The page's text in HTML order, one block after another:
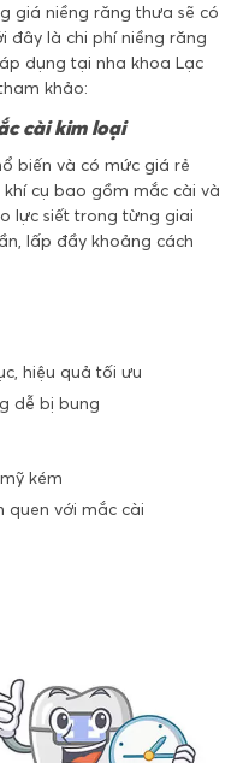
giá niềng răng thưa sẽ có
đây là chi phí niềng răng
dụng tại nha khoa Lạc
khảo:
cài kim loại
biến và có mức giá rẻ
khí cụ bao gồm mắc cài và
lực siết trong từng giai
lấp đầy khoảng cách
hiệu quả tối ưu
dễ bị bung
kém
quen với mắc cài